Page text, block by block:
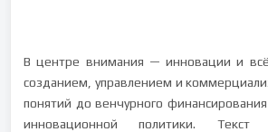
В центре внимания — инновации и
созданием, управлением и
понятий до венчурного
инновационной политики. Текст